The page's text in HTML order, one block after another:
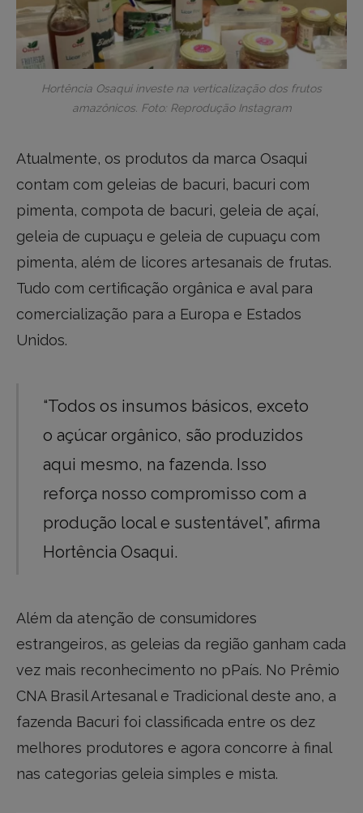
Hortência Osaqui investe na verticalização dos frutos
amazônicos. Foto: Reprodução Instagram
Atualmente, os produtos da marca Osaqui
contam com geleias de bacuri, bacuri com
pimenta, compota de bacuri, geleia de açaí,
geleia de cupuaçu e geleia de cupuaçu com
pimenta, além de licores artesanais de frutas.
Tudo com certificação orgânica e aval para
comercialização para a Europa e Estados
Unidos.
“Todos os insumos básicos, exceto
o açúcar orgânico, são produzidos
aqui mesmo, na fazenda. Isso
reforça nosso compromisso com a
produção local e sustentável”, afirma
Hortência Osaqui.
Além da atenção de consumidores
estrangeiros, as geleias da região ganham cada
vez mais reconhecimento no pPaís. No Prêmio
CNA Brasil Artesanal e Tradicional deste ano, a
fazenda Bacuri foi classificada entre os dez
melhores produtores e agora concorre à final
nas categorias geleia simples e mista.